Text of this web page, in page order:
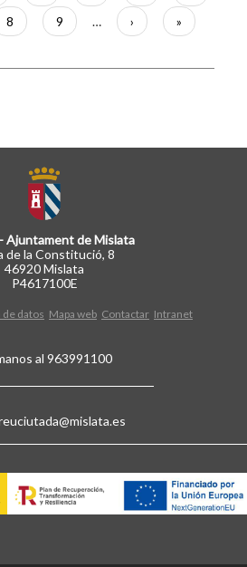
actual
Página
8 Página
9 …
Siguiente
página
›
Última
página
»
Ajuntament de Mislata
de la Constitució, 8
46920 Mislata
P4617100E
datos Mapa web Contactar Intranet
al 963991100